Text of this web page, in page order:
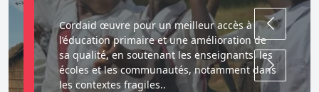
Cordaid œuvre pour un meilleur accès à
l’éducation primaire et une amélioration de
sa qualité, en soutenant les enseignants, les
écoles et les communautés, notamment dans
les contextes fragiles..